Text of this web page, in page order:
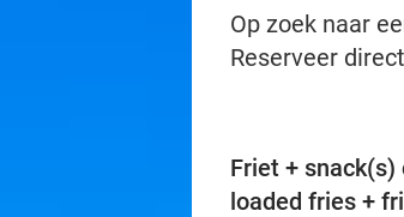
Op zoek naar
Reserveer
Friet +
loaded fries +